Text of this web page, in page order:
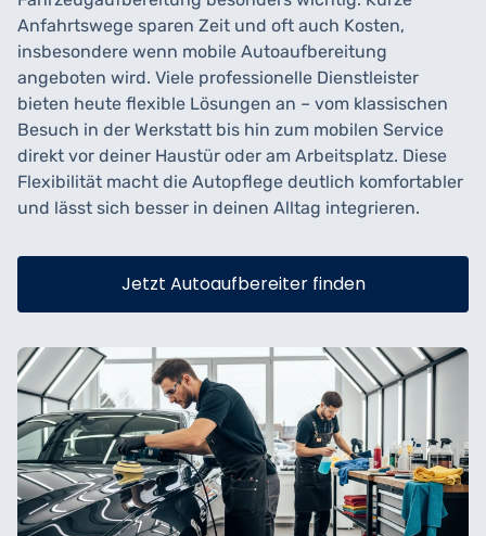
Anfahrtswege sparen Zeit und oft auch Kosten,
insbesondere wenn mobile Autoaufbereitung
angeboten wird. Viele professionelle Dienstleister
bieten heute flexible Lösungen an – vom klassischen
Besuch in der Werkstatt bis hin zum mobilen Service
direkt vor deiner Haustür oder am Arbeitsplatz. Diese
Flexibilität macht die Autopflege deutlich komfortabler
und lässt sich besser in deinen Alltag integrieren.
Jetzt Autoaufbereiter finden